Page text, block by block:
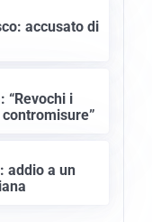
accusato di
“Revochi i
addio a un